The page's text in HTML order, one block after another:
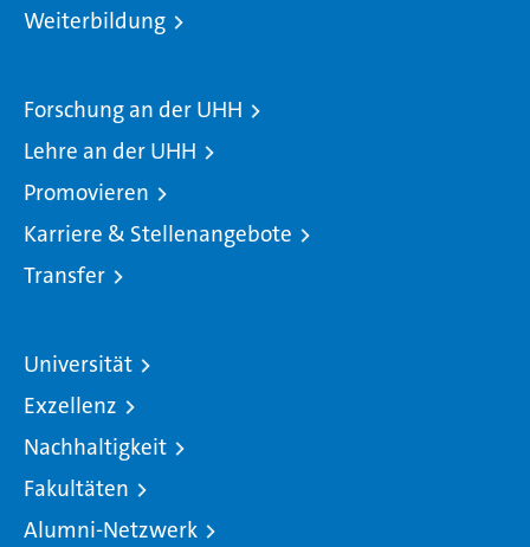
Weiterbildung
Forschung an der UHH
Lehre an der UHH
Promovieren
Karriere & Stellenangebote
Transfer
Universität
Exzellenz
Nachhaltigkeit
Fakultäten
Alumni-Netzwerk